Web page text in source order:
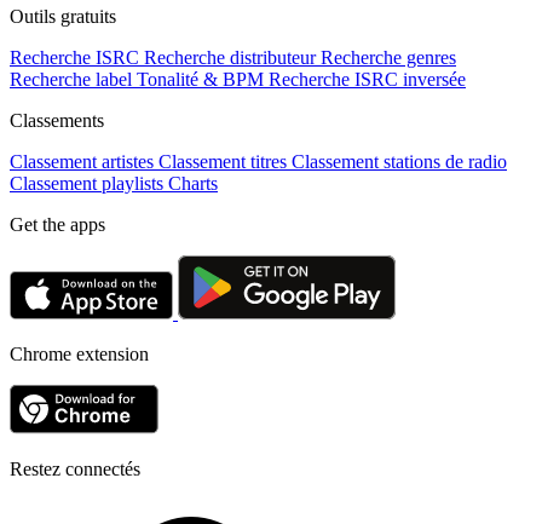
Outils gratuits
Recherche ISRC Recherche distributeur Recherche genres
Recherche label Tonalité & BPM Recherche ISRC inversée
Classements
Classement artistes Classement titres Classement stations de radio
Classement playlists Charts
Get the apps
Chrome extension
Restez connectés